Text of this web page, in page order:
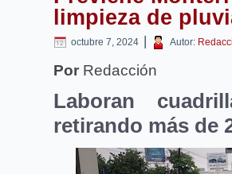
limpieza de
octubre 7, 2024 | Autor:
Por Redacción
Laboran
retirando más de